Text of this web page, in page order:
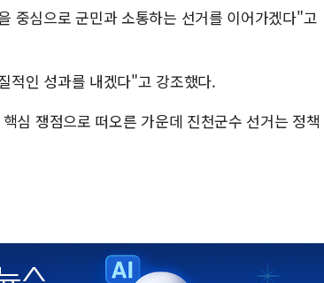
중심으로 군민과 소통하는 선거를 이어가겠다"고
적인 성과를 내겠다"고 강조했다.
심 쟁점으로 떠오른 가운데 진천군수 선거는 정책